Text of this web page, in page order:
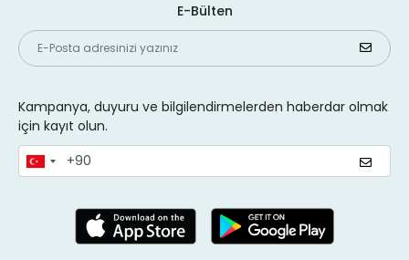
E-Bülten
Kampanya, duyuru ve bilgilendirmelerden haberdar olmak
için kayıt olun.